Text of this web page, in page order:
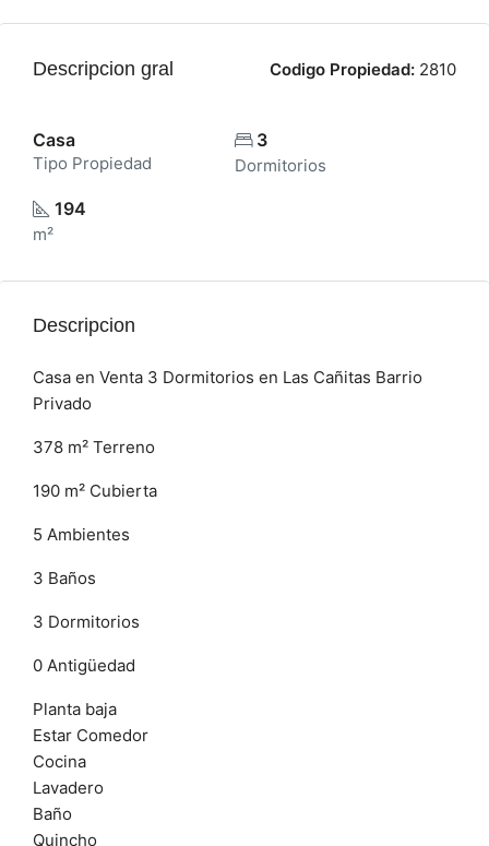
Descripcion gral Codigo Propiedad: 2810
Casa
Tipo Propiedad
3
Dormitorios
194
m²
Descripcion
Casa en Venta 3 Dormitorios en Las Cañitas Barrio
Privado
378 m² Terreno
190 m² Cubierta
5 Ambientes
3 Baños
3 Dormitorios
0 Antigüedad
Planta baja
Estar Comedor
Cocina
Lavadero
Baño
Quincho